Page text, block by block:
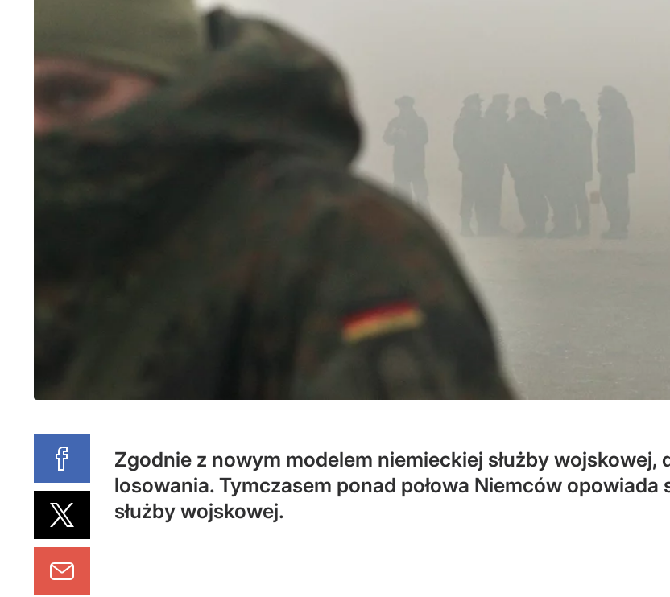
Zgodnie z nowym modelem niemieckiej służby
losowania. Tymczasem ponad połowa Niemców
służby wojskowej.